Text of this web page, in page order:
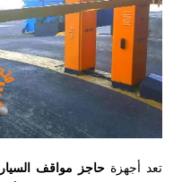
تعد أجهزة حاجز مواقف